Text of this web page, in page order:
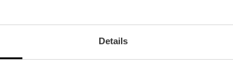
Details